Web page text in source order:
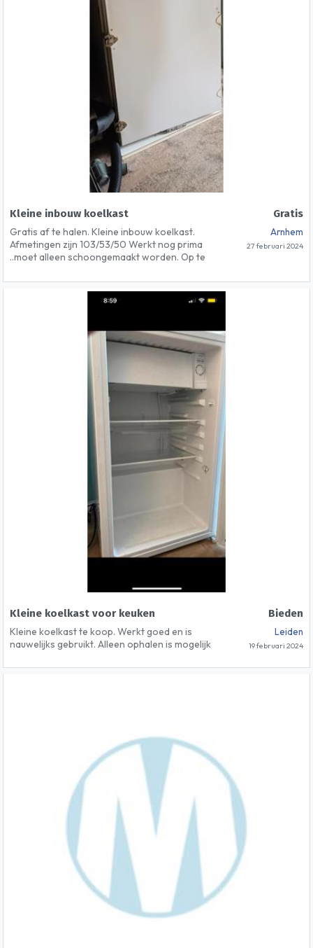
Gratis
Kleine inbouw koelkast
Arnhem
27 februari 2024
Gratis af te halen. Kleine inbouw koelkast.
Afmetingen zijn 103/53/50 Werkt nog prima
..moet alleen schoongemaakt worden. Op te
Bieden
Kleine koelkast voor keuken
Leiden
19 februari 2024
Kleine koelkast te koop. Werkt goed en is
nauwelijks gebruikt. Alleen ophalen is mogelijk